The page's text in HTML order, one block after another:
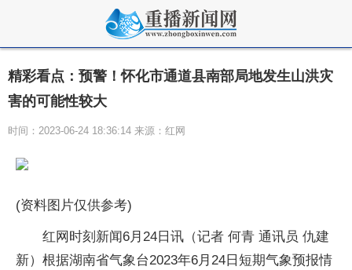
精彩看点：预警！怀化市通道县南部局地发生山洪灾
害的可能性较大
时间：2023-06-24 18:36:14 来源：红网
(资料图片仅供参考)
红网时刻新闻6月24日讯（记者 何青 通讯员 仇建
新）根据湖南省气象台2023年6月24日短期气象预报情